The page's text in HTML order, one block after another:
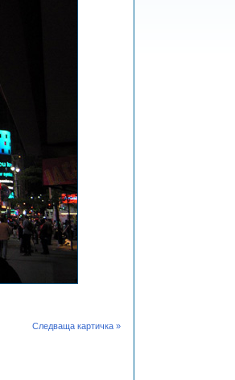
Следваща картичка »